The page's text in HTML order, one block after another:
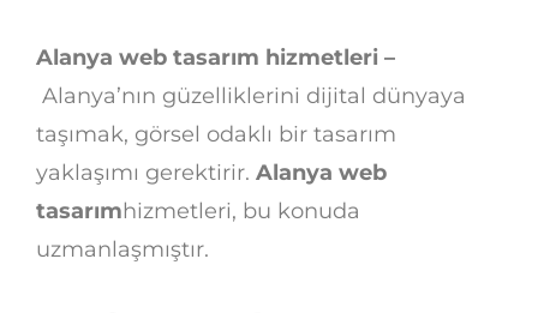
Alanya web tasarım hizmetleri –
Alanya’nın güzelliklerini dijital dünyaya
taşımak, görsel odaklı bir tasarım
yaklaşımı gerektirir. Alanya web
tasarımhizmetleri, bu konuda
uzmanlaşmıştır.